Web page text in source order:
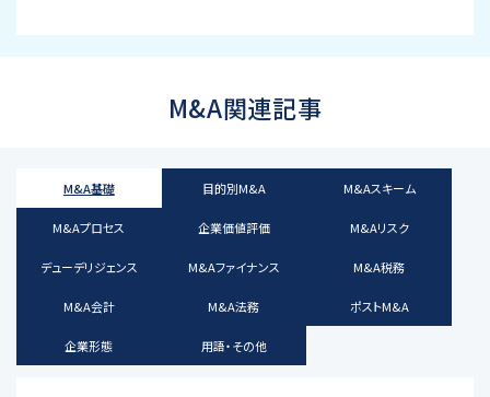
M&A関連記事
M&A基礎 目的別M&A M&Aスキーム
M&Aプロセス 企業価値評価 M&Aリスク
デューデリジェンス M&Aファイナンス M&A税務
M&A会計 M&A法務 ポストM&A
企業形態 用語・その他